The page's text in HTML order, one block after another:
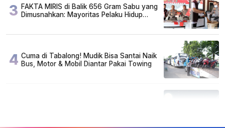
3 FAKTA MIRIS di Balik 656 Gram Sabu yang
Dimusnahkan: Mayoritas Pelaku Hidup
4 Cuma di Tabalong! Mudik Bisa Santai Naik
Bus, Motor & Mobil Diantar Pakai Towing